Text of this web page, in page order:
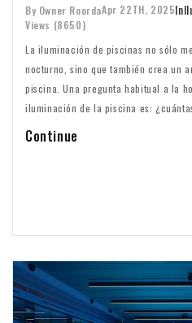
By Owner RoordaApr 22TH, 2025In
Views (8650)
La iluminación de piscinas no sólo
nocturno, sino que también crea un
piscina. Una pregunta habitual a la
iluminación de la piscina es:
Este blog le explicará cómo
Continue